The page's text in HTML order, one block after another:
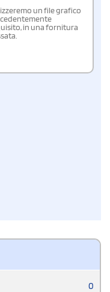
un file grafico
in una fornitura
0